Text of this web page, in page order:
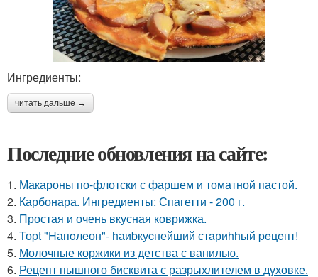
Ингредиенты:
читать дальше →
Последние обновления на сайте:
1. Макароны по-флотски с фаршем и томатной пастой.
2. Карбонара. Ингредиенты: Спагетти - 200 г.
3. Простая и очень вкусная коврижка.
4. Тоpt "Hапoлeон"- hаиbкуcнейший стaриhhый peцeпт!
5. Молочные коржики из детства с ванилью.
6. Рецепт пышного бисквита с разрыхлителем в духовке.